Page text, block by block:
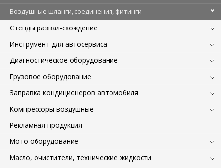
Воздушные шланги, соединения, фитинги
Стенды развал-схождение
Инструмент для автосервиса
Диагностическое оборудование
Грузовое оборудование
Заправка кондиционеров автомобиля
Компрессоры воздушные
Рекламная продукция
Мото оборудование
Масло, очистители, технические жидкости